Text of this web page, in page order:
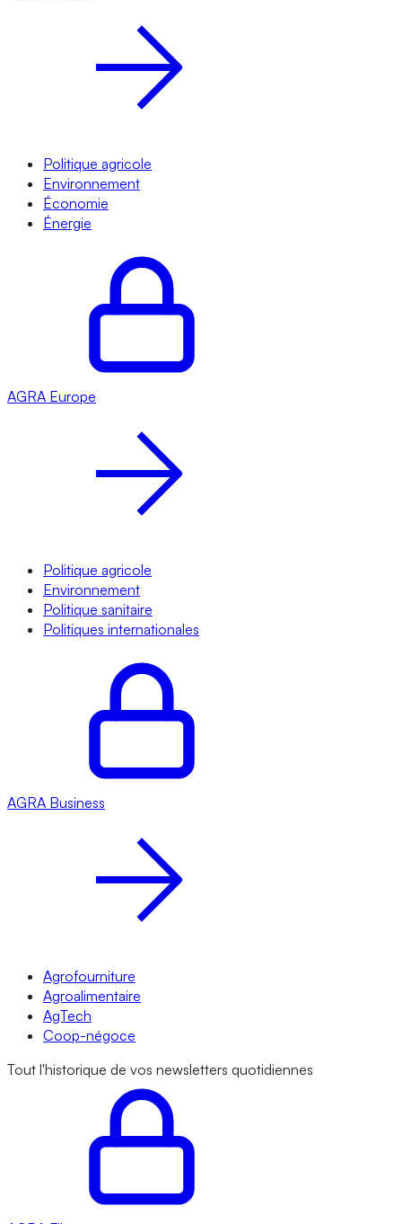
Politique agricole
Environnement
Économie
Énergie
AGRA Europe
Politique agricole
Environnement
Politique sanitaire
Politiques internationales
AGRA Business
Agrofourniture
Agroalimentaire
AgTech
Coop-négoce
Tout l'historique de vos newsletters quotidiennes